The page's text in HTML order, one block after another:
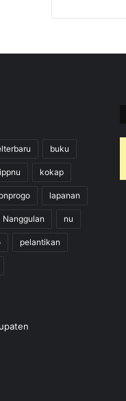
buku
ippnu kokap
lapanan
Nanggulan nu
pelantikan